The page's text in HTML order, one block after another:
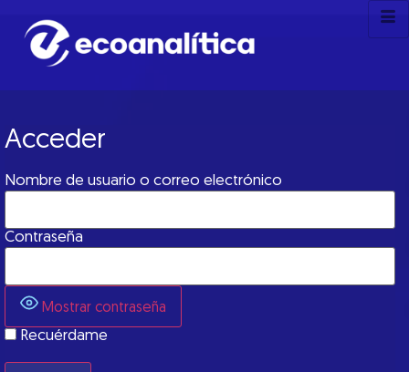
Acceder
Nombre de usuario o correo electrónico
Contraseña
Mostrar contraseña
Recuérdame